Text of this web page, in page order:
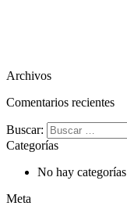
Archivos
Comentarios recientes
Buscar:
Categorías
No hay categorías
Meta